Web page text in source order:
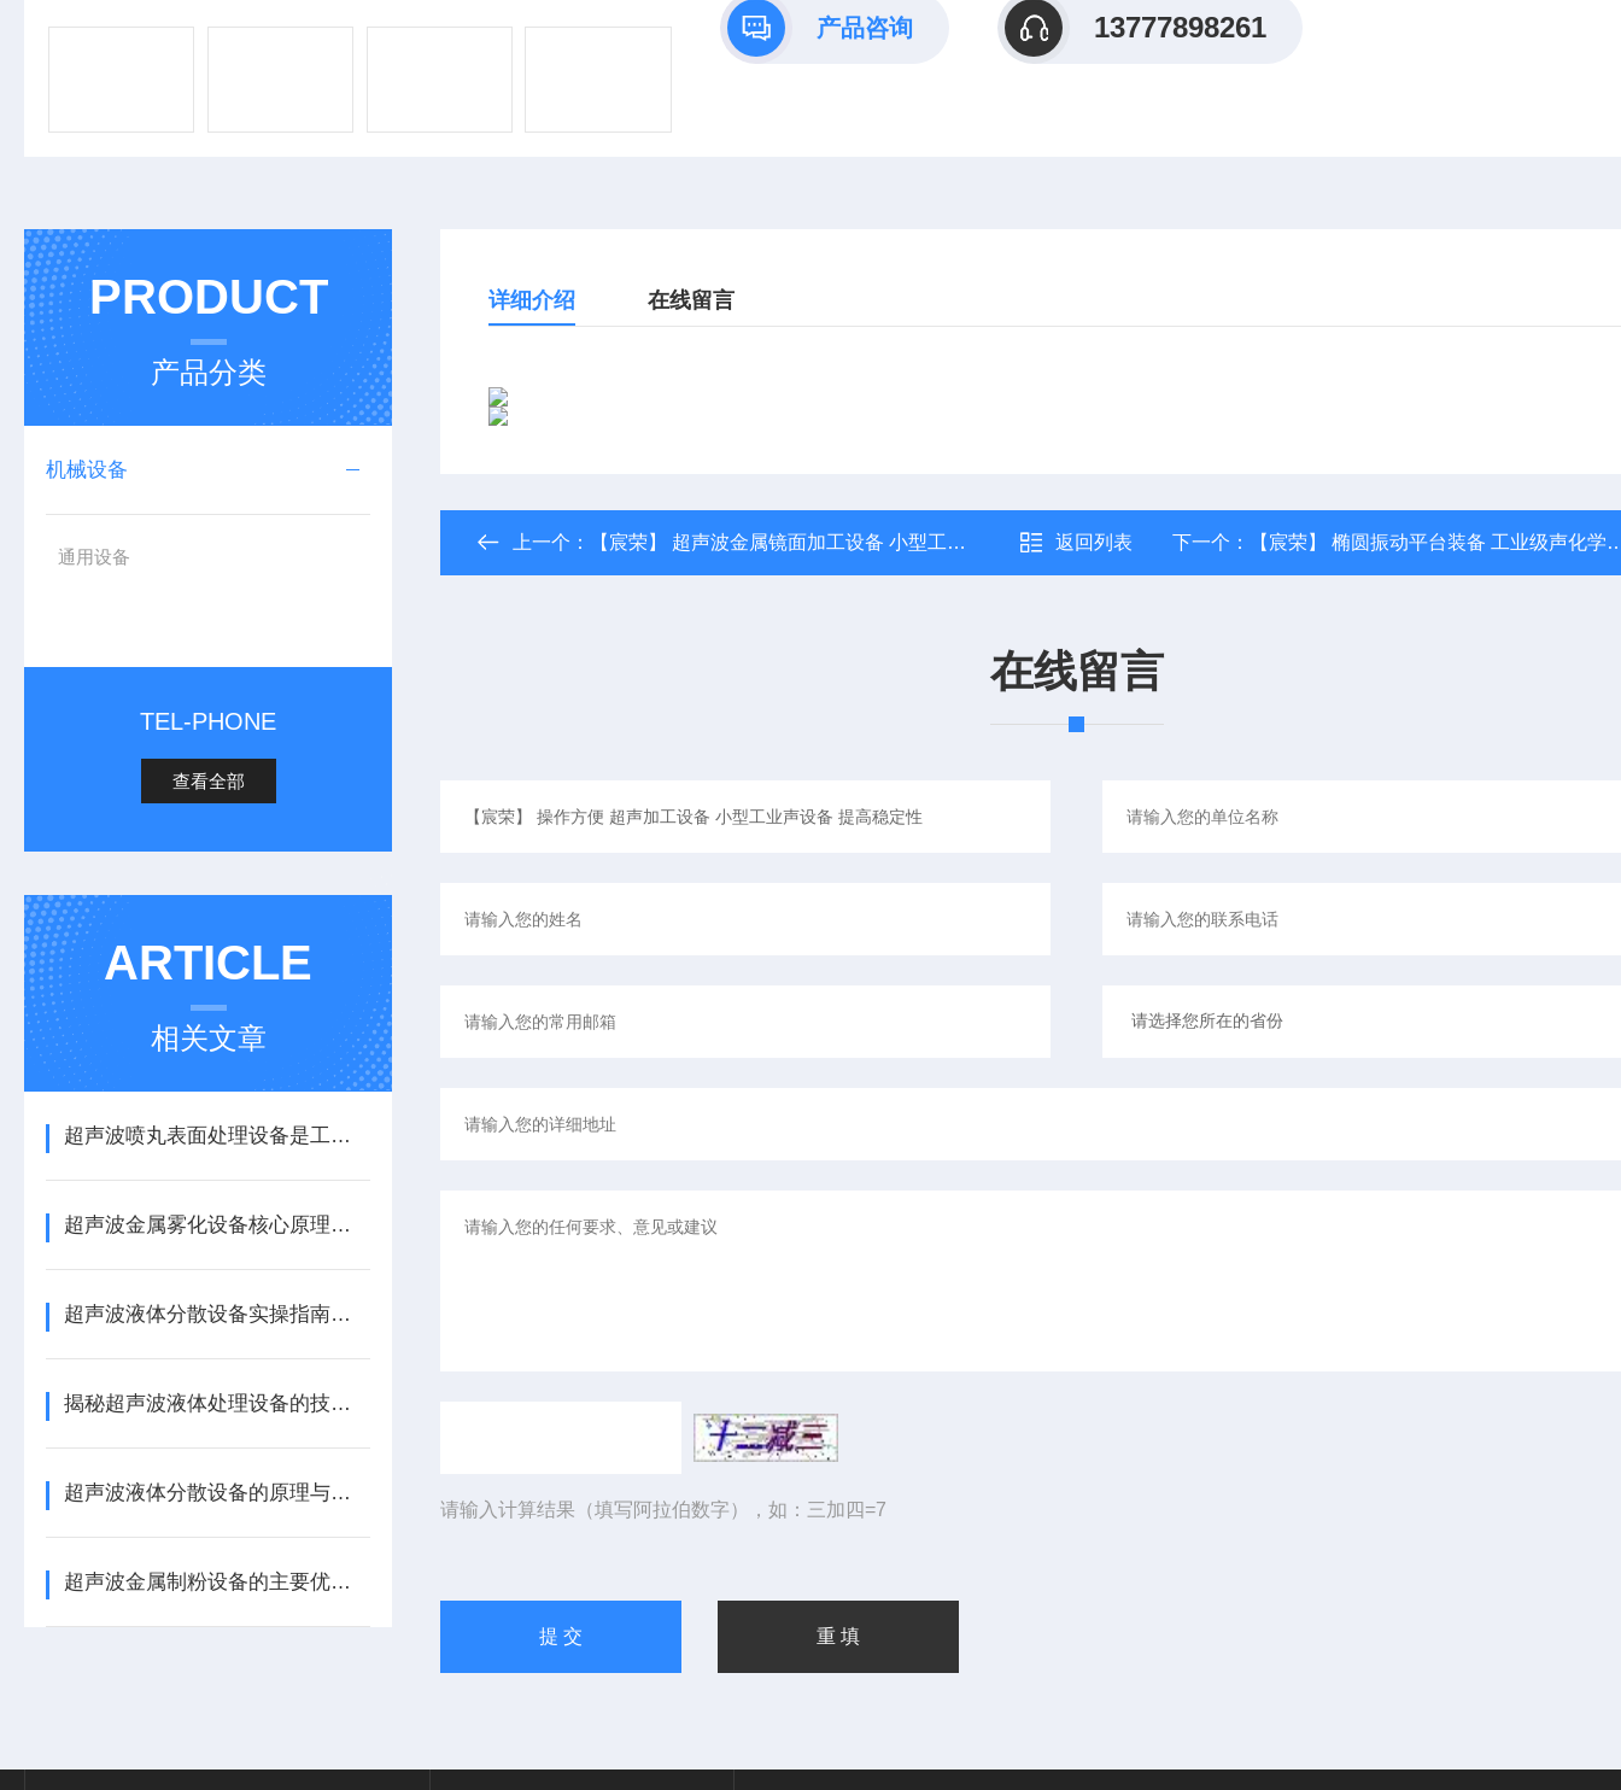
产品咨询 13777898261
PRODUCT
产品分类
机械设备
通用设备
TEL-PHONE
查看全部
ARTICLE
相关文章
超声波喷丸表面处理设备是工艺与应用介绍
超声波金属雾化设备核心原理与应用场景
超声波液体分散设备实操指南：细节把控与工艺优化
揭秘超声波液体处理设备的技术奥秘
超声波液体分散设备的原理与应用解析
超声波金属制粉设备的主要优势体现在哪些方面
详细介绍 在线留言
上一个： 【宸荣】 超声波金属镜面加工设备 小型工业声设备 提高稳定性 返回列表 下一个： 【宸荣】 椭圆振动平台装备 工业级声化学设备 提高加工效率
在线留言
请输入计算结果（填写阿拉伯数字），如：三加四=7